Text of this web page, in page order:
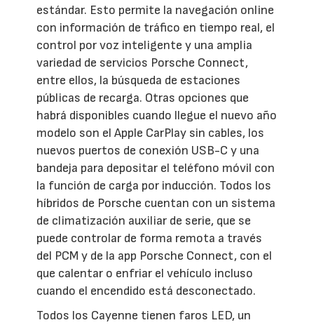
estándar. Esto permite la navegación online
con información de tráfico en tiempo real, el
control por voz inteligente y una amplia
variedad de servicios Porsche Connect,
entre ellos, la búsqueda de estaciones
públicas de recarga. Otras opciones que
habrá disponibles cuando llegue el nuevo año
modelo son el Apple CarPlay sin cables, los
nuevos puertos de conexión USB-C y una
bandeja para depositar el teléfono móvil con
la función de carga por inducción. Todos los
híbridos de Porsche cuentan con un sistema
de climatización auxiliar de serie, que se
puede controlar de forma remota a través
del PCM y de la app Porsche Connect, con el
que calentar o enfriar el vehículo incluso
cuando el encendido está desconectado.
Todos los Cayenne tienen faros LED, un